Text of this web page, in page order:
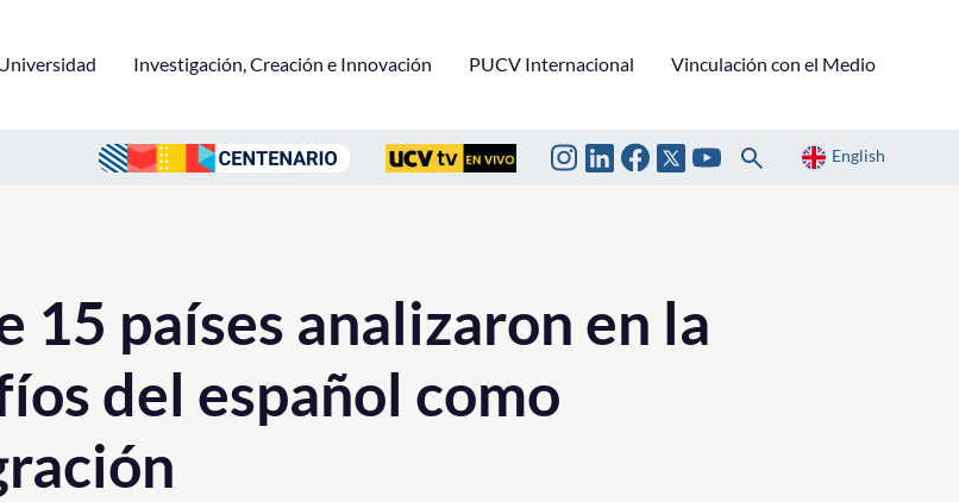
Investigación, Creación e Innovación PUCV Internacional Vinculación con el Medio
English
15 países analizaron en la
del español como